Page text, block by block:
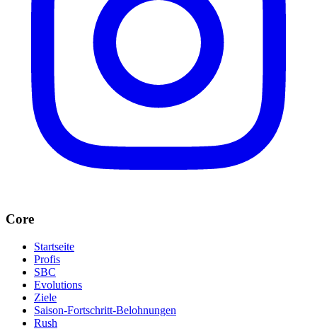
Core
Startseite
Profis
SBC
Evolutions
Ziele
Saison-Fortschritt-Belohnungen
Rush